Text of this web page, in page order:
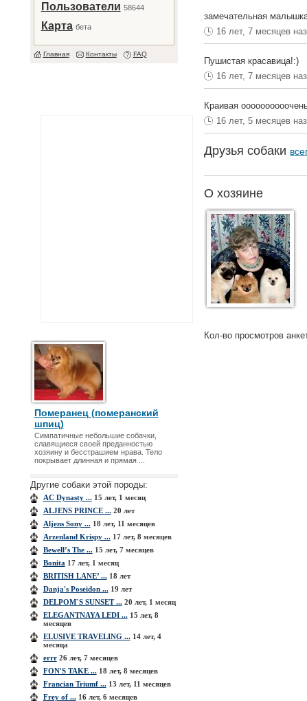
Пользователи 58644
Карта бета
Главная Контакты FAQ
Померанец (померанский
шпиц)
Симпатичные небольшие собачки,
славящиеся своей преданностью
хозяину и бесстрашием нрава. Тело
покрывает длинная и прямая ...
Другие собаки этой породы:
AC Dynasty ...15 лет, 1 месяц
ALJENS PRINCE ...20 лет
Aljens Sony ...18 лет, 11 месяцев
Arzenland Krispy ...17 лет, 8 месяцев
Bewell’s The ...15 лет, 7 месяцев
Bonita 17 лет, 1 месяц
BRITISH LANE’ ...18 лет
Danja's Poseidon ...19 лет
DELPOM`S SUNSET ...20 лет, 1 месяц
ELEGANTNAYA LEDI ...15 лет, 8
месяцев
ELUSIVE TRAVELING ...14 лет, 4
месяца
errr26 лет, 7 месяцев
FON'S TAKE ...18 лет, 8 месяцев
Francian Triumf ...13 лет, 11 месяцев
Frey of ...16 лет, 6 месяцев
замечательная
16 лет, 7 месяцев
Пушистая красавица!:)
16 лет, 7 месяцев
Краивая
16 лет, 5 месяцев
Друзья собаки
О хозяине
Кол-во просмотров